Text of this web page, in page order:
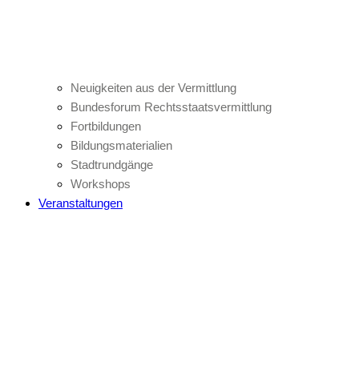
Neuigkeiten aus der Vermittlung
Bundesforum Rechtsstaatsvermittlung
Fortbildungen
Bildungsmaterialien
Stadtrundgänge
Workshops
Veranstaltungen